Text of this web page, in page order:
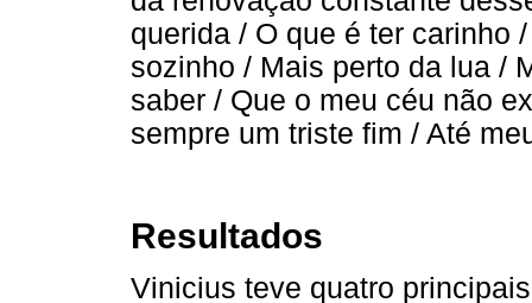
querida / O que é ter carinho
sozinho / Mais perto da lua /
saber / Que o meu céu não
sempre um triste fim / Até
Resultados
Vinicius teve quatro